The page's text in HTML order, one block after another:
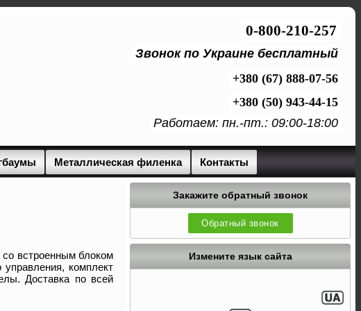
0-800-210-257
Звонок по Украине бесплатный
+380 (67) 888-07-56
+380 (50) 943-44-15
Работаем: пн.-пт.: 09:00-18:00
Металлическая филенка Контакты
со встроенным блоком
комплект
Доставка по всей
Закажите обратный звонок
Обратный звонок
Измените язык сайта